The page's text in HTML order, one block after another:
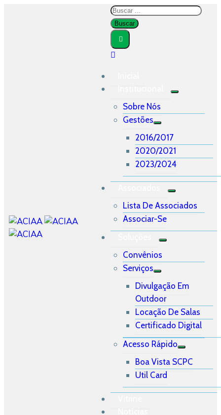
Sobre Nós
Gestões
2016/2017
2020/2021
2023/2024
Lista De Associados
Associar-Se
Convênios
Serviços
Divulgação Em
Outdoor
Locação De Salas
Certificado Digital
Acesso Rápido
Boa Vista SCPC
Util Card